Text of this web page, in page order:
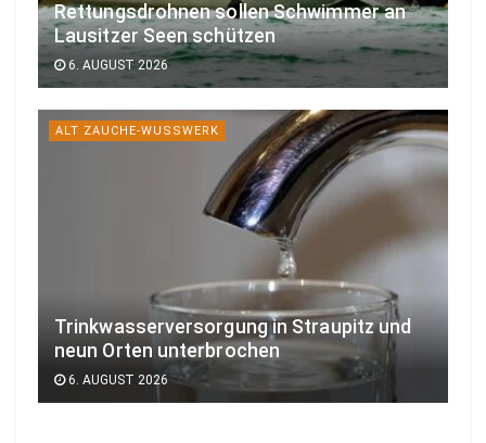
Rettungsdrohnen sollen Schwimmer an
Lausitzer Seen schützen
6. AUGUST 2026
ALT ZAUCHE-WUSSWERK
Trinkwasserversorgung in Straupitz und
neun Orten unterbrochen
6. AUGUST 2026